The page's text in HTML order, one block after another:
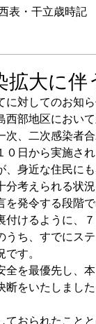
表・干立歳時記
拡大に伴
に対してのお知ら
部地区におい
次、二次感染者
０日から実施さ
、身近な住民に
考えられる状況
発令する段階
付けるように、
うち、すでにス
す。
を最優先し、
をいたしまし
おられたこと